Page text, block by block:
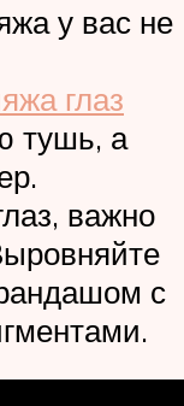
у вас не
глаз
тушь, а
важно
с